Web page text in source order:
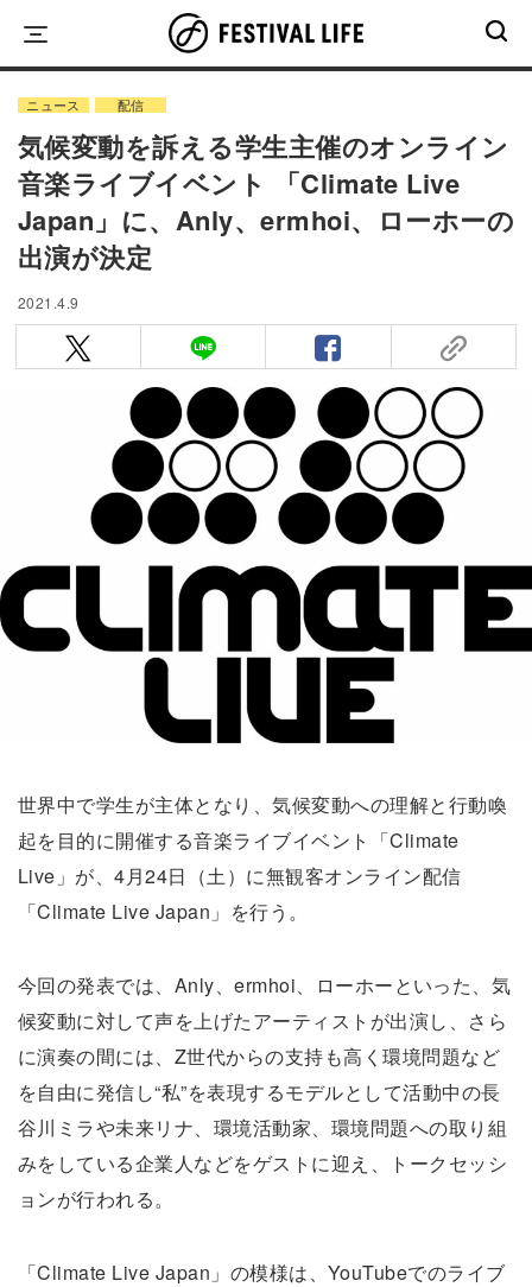
content
ニュース 配信
気候変動を訴える学生主催のオンライン
音楽ライブイベント 「Climate Live
Japan」に、Anly、ermhoi、ローホーの
出演が決定
2021.4.9
世界中で学生が主体となり、気候変動への理解と行動喚
起を目的に開催する音楽ライブイベント「Climate
Live」が、4月24日（土）に無観客オンライン配信
「Climate Live Japan」を行う。
今回の発表では、Anly、ermhoi、ローホーといった、気
候変動に対して声を上げたアーティストが出演し、さら
に演奏の間には、Z世代からの支持も高く環境問題など
を自由に発信し“私”を表現するモデルとして活動中の長
谷川ミラや未来リナ、環境活動家、環境問題への取り組
みをしている企業人などをゲストに迎え、トークセッシ
ョンが行われる。
「Climate Live Japan」の模様は、YouTubeでのライブ